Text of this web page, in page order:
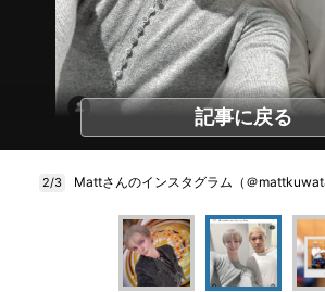
記事に戻る
2/3 Mattさんのインスタグラム（＠